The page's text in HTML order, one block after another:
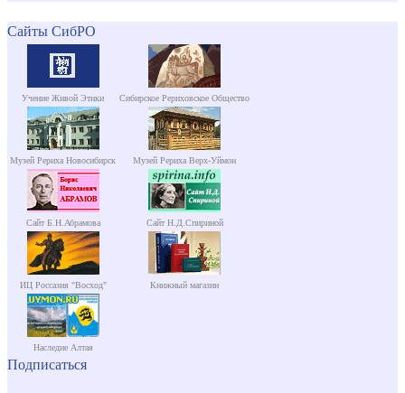
Сайты СибРО
Учение Живой Этики Сибирское Рериховское Общество
Музей Рериха Новосибирск Музей Рериха Верх-Уймон
Сайт Б.Н.Абрамова Сайт Н.Д.Спириной
ИЦ Россазия "Восход" Книжный магазин
Наследие Алтая
Подписаться